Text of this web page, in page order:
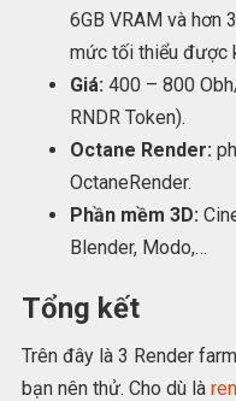
6GB VRAM và hơn
mức tối thiểu được
Giá: 400 – 800
RNDR Token).
Octane Render:
OctaneRender.
Phần mềm 3D:
Blender, Modo,…
Tổng kết
Trên đây là 3 Render
bạn nên thử. Cho dù là